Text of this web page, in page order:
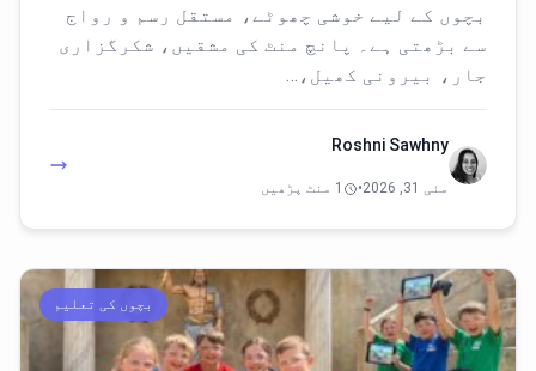
بچوں کے لیے خوشی چھوٹے، مستقل رسم و رواج
سے بڑھتی ہے۔ پانچ منٹ کی مشقیں، شکرگزاری
جار، بیرونی کھیل،…
Roshni Sawhny
مئی 31, 2026 • 1 منٹ پڑھیں
بچوں کی تعلیم